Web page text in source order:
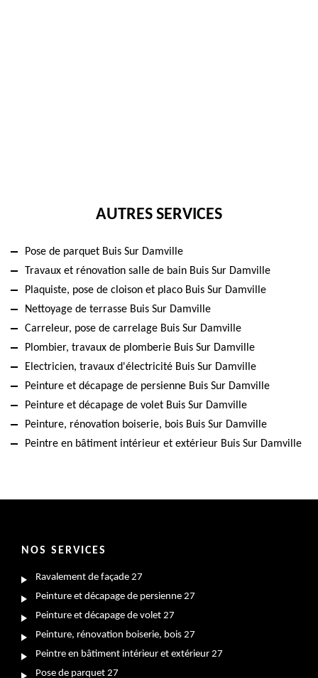
AUTRES SERVICES
Pose de parquet Buis Sur Damville
Travaux et rénovation salle de bain Buis Sur Damville
Plaquiste, pose de cloison et placo Buis Sur Damville
Nettoyage de terrasse Buis Sur Damville
Carreleur, pose de carrelage Buis Sur Damville
Plombier, travaux de plomberie Buis Sur Damville
Electricien, travaux d'électricité Buis Sur Damville
Peinture et décapage de persienne Buis Sur Damville
Peinture et décapage de volet Buis Sur Damville
Peinture, rénovation boiserie, bois Buis Sur Damville
Peintre en bâtiment intérieur et extérieur Buis Sur Damville
NOS SERVICES
Ravalement de façade 27
Peinture et décapage de persienne 27
Peinture et décapage de volet 27
Peinture, rénovation boiserie, bois 27
Peintre en bâtiment intérieur et extérieur 27
Pose de parquet 27